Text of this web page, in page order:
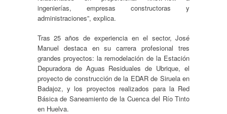
ingenierías, empresas constructoras y
administraciones”, explica.
Tras 25 años de experiencia en el sector, José
Manuel destaca en su carrera profesional tres
grandes proyectos: la remodelación de la Estación
Depuradora de Aguas Residuales de Ubrique, el
proyecto de construcción de la EDAR de Siruela en
Badajoz, y los proyectos realizados para la Red
Básica de Saneamiento de la Cuenca del Río Tinto
en Huelva.